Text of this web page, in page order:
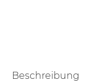
Beschreibung